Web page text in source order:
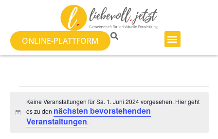
ONLINE-PLATTFORM
Hinweis
Keine Veranstaltungen für Sa. 1. Juni 2024 vorgesehen. Hier geht
es zu den nächsten bevorstehenden
Veranstaltungen.